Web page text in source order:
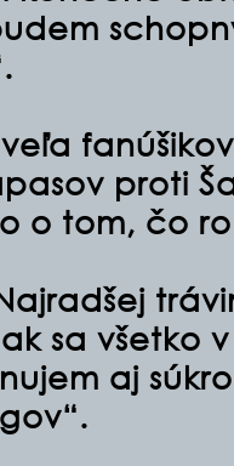
proti
o tom, čo
sa všetko
aj